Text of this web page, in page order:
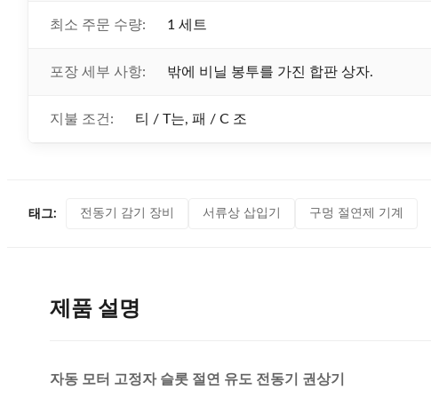
최소 주문 수량: 1 세트
포장 세부 사항: 밖에 비닐 봉투를 가진 합판 상자.
지불 조건: 티 / T는, 패 / C 조
태그: 전동기 감기 장비 서류상 삽입기 구멍 절연제 기계
제품 설명
자동 모터 고정자 슬롯 절연 유도 전동기 권상기